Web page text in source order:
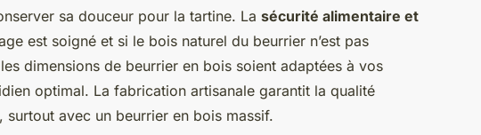
sa douceur pour la tartine. La sécurité alimentaire et
est soigné et si le bois naturel du beurrier n’est pas
dimensions de beurrier en bois soient adaptées à vos
optimal. La fabrication artisanale garantit la qualité
surtout avec un beurrier en bois massif.